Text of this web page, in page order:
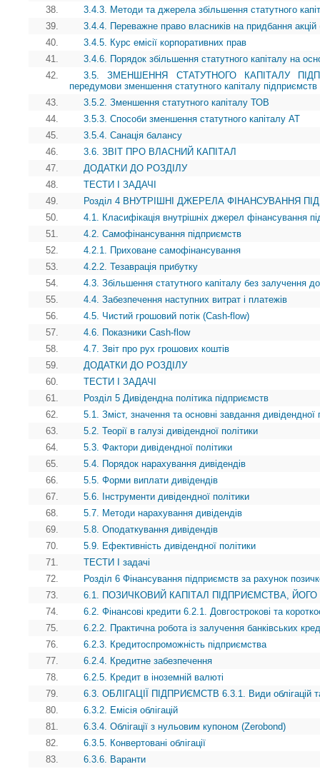
38.
3.4.3. Методи та джерела збільшення статутного
39.
3.4.4. Переважне право власників на придбання акцій
40.
3.4.5. Курс емісії корпоративних прав
41.
3.4.6. Порядок збільшення статутного капіталу на
42.
3.5. ЗМЕНШЕННЯ СТАТУТНОГО КАПІТАЛУ
передумови зменшення статутного капіталу підприємств
43.
3.5.2. Зменшення статутного капіталу ТОВ
44.
3.5.3. Способи зменшення статутного капіталу АТ
45.
3.5.4. Санація балансу
46.
3.6. ЗВІТ ПРО ВЛАСНИЙ КАПІТАЛ
47.
ДОДАТКИ ДО РОЗДІЛУ
48.
ТЕСТИ І ЗАДАЧІ
49.
Розділ 4 ВНУТРІШНІ ДЖЕРЕЛА ФІНАНСУВАННЯ
50.
4.1. Класифікація внутрішніх джерел фінансування
51.
4.2. Самофінансування підприємств
52.
4.2.1. Приховане самофінансування
53.
4.2.2. Тезаврація прибутку
54.
4.3. Збільшення статутного капіталу без залучення
55.
4.4. Забезпечення наступних витрат i платежів
56.
4.5. Чистий грошовий потік (Cash-flow)
57.
4.6. Показники Cash-flow
58.
4.7. Звіт про рух грошових коштів
59.
ДОДАТКИ ДО РОЗДІЛУ
60.
ТЕСТИ І ЗАДАЧІ
61.
Розділ 5 Дивідендна політика підприємств
62.
5.1. Зміст, значення та основні завдання дивідендної
63.
5.2. Теорії в галузі дивідендної політики
64.
5.3. Фактори дивідендної політики
65.
5.4. Порядок нарахування дивідендів
66.
5.5. Форми виплати дивідендів
67.
5.6. Інструменти дивідендної політики
68.
5.7. Методи нарахування дивідендів
69.
5.8. Оподаткування дивідендів
70.
5.9. Ефективність дивідендної політики
71.
ТЕСТИ І задачі
72.
Розділ 6 Фінансування підприємств за рахунок
73.
6.1. ПОЗИЧКОВИЙ КАПІТАЛ ПІДПРИЄМСТВА,
74.
6.2. Фінансові кредити 6.2.1. Довгострокові та
75.
6.2.2. Практична робота із залучення банківських
76.
6.2.3. Кредитоспроможність підприємства
77.
6.2.4. Кредитне забезпечення
78.
6.2.5. Кредит в іноземній валюті
79.
6.3. ОБЛІГАЦІЇ ПІДПРИЄМСТВ 6.3.1. Види облігацій
80.
6.3.2. Емісія облігацій
81.
6.3.4. Облігації з нульовим купоном (Zerobond)
82.
6.3.5. Конвертовані облігації
83.
6.3.6. Варанти